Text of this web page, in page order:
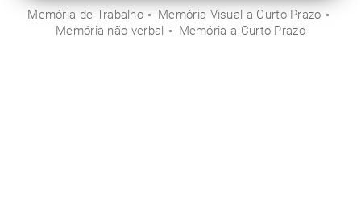
Memória de Trabalho
Memória Visual a Curto Prazo
Memória não verbal
Memória a Curto Prazo